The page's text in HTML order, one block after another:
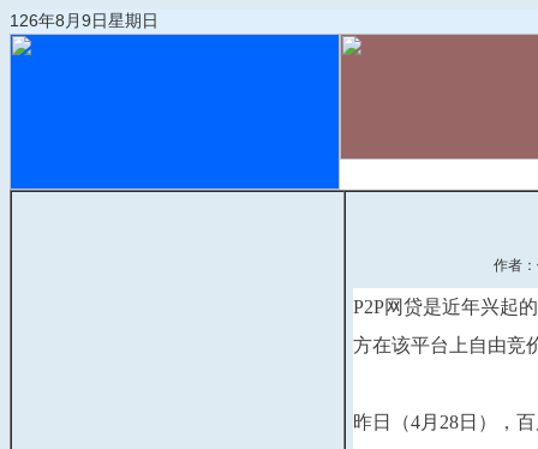
126年8月9日星期日
作者
P2P网贷是近年兴起
方在该平台上自由竞
昨日（4月28日），